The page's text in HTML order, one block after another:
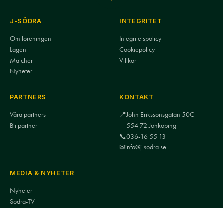
J-SÖDRA
Om föreningen
Lagen
Matcher
Nyheter
INTEGRITET
Integritetspolicy
Cookiepolicy
Villkor
PARTNERS
Våra partners
Bli partner
KONTAKT
📍John Erikssonsgatan 50C
554 72 Jönköping
📞036-16 55 13
✉info@j-sodra.se
MEDIA & NYHETER
Nyheter
Södra-TV